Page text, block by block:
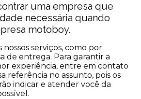
uma empresa que
necessária quando
motoboy.
serviços, como por
de entrega. Para garantir a
experiência, entre em contato
referência no assunto, pois os
indicar e atender você da